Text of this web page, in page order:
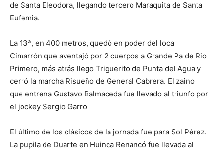
de Santa Eleodora, llegando tercero Maraquita de Santa
Eufemia.
La 13ª, en 400 metros, quedó en poder del local
Cimarrón que aventajó por 2 cuerpos a Grande Pa de Rio
Primero, más atrás llego Triguerito de Punta del Agua y
cerró la marcha Risueño de General Cabrera. El zaino
que entrena Gustavo Balmaceda fue llevado al triunfo por
el jockey Sergio Garro.
El último de los clásicos de la jornada fue para Sol Pérez.
La pupila de Duarte en Huinca Renancó fue llevada al